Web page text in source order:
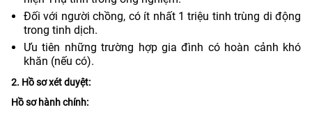
Đối với người chồng, có ít nhất 1 triệu tinh trùng di động
trong tinh dịch.
Ưu tiên những trường hợp gia đình có hoàn cảnh khó
khăn (nếu có).
2. Hồ sơ xét duyệt:
Hồ sơ hành chính: